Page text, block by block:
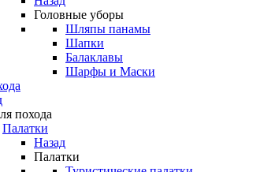
Головные уборы
Шляпы панамы
Шапки
Балаклавы
Шарфы и Маски
похода
Палатки
Назад
Палатки